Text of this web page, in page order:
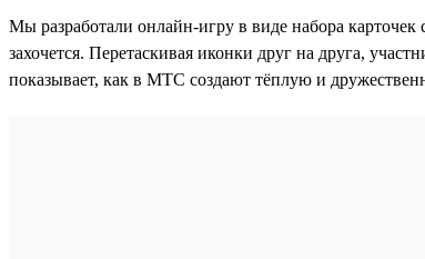
Мы разработали онлайн-игру в виде набора
захочется. Перетаскивая иконки друг на друга,
показывает, как в МТС создают тёплую и